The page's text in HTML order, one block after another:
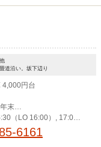
道沿い。坂下辺り
4,000円台
業（LO 16:00）, 17:00-
）6161